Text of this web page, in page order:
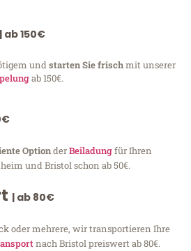
| ab 150€
undstarten Sie frischmit unserer
ab 150€.
OptionderBeiladungfür Ihren
und Bristol schon ab 50€.
| ab 80€
oder mehrere, wir transportieren Ihre
nach Bristol preiswert ab 80€.